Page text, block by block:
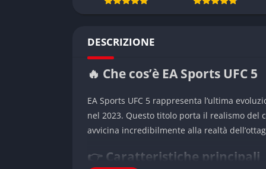
DESCRIZIONE
🔥 Che cos’è EA Sports UFC 5
EA Sports UFC 5 rappresenta l’ultima
nel 2023. Questo titolo porta il realismo del
avvicina incredibilmente alla realtà
👉 Caratteristiche principali